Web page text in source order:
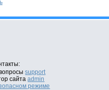
support
сайтаadmin
режиме